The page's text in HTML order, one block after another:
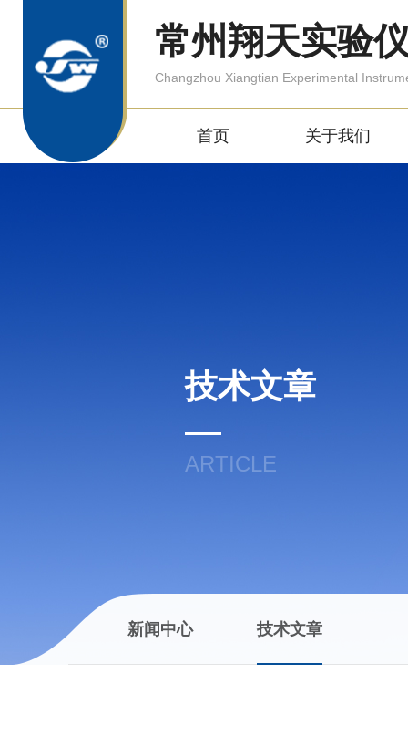
常州翔天实验
Changzhou Xiangtian Experimental
首页 关于我们
技术文章
ARTICLE
新闻中心 技术文章